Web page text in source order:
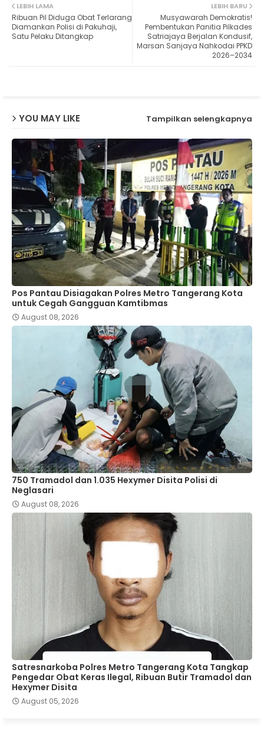
ter ats
ap
LEBIH BARU
Musyawarah Demokratis!
Pembentukan Panitia Pilkades
Satriajaya Berjalan Kondusif,
Marsan Sanjaya Nahkodai PPKD
2026–2034
LEBIH LAMA
Ribuan Pil Diduga Obat Terlarang
Diamankan Polisi di Pakuhaji,
Satu Pelaku Ditangkap
YOU MAY LIKE Tampilkan selengkapnya
Pos Pantau Disiagakan Polres Metro Tangerang Kota
untuk Cegah Gangguan Kamtibmas
August 08, 2026
750 Tramadol dan 1.035 Hexymer Disita Polisi di
Neglasari
August 08, 2026
Satresnarkoba Polres Metro Tangerang Kota Tangkap
Pengedar Obat Keras Ilegal, Ribuan Butir Tramadol dan
Hexymer Disita
August 05, 2026